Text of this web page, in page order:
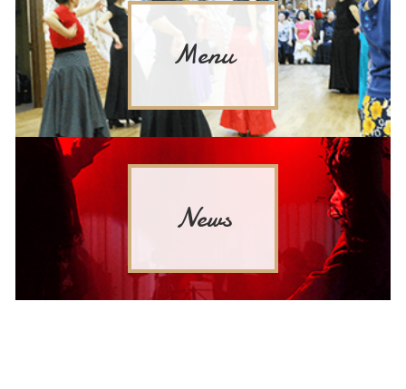
Menu
News